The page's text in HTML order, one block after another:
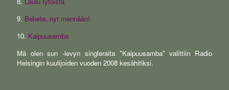
9. Bebete, nyt mennään!
10. Kaipuusamba
Mä olen sun -levyn singleraita "Kaipuusamba" valittiin Radio
Helsingin kuulijoiden vuoden 2008 kesähitiksi.